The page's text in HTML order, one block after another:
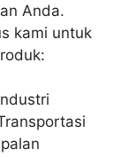
Anda.
kami untuk